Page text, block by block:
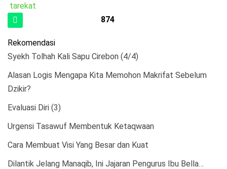
tarekat
874
Rekomendasi
Syekh Tolhah Kali Sapu Cirebon (4/4)
Alasan Logis Mengapa Kita Memohon Makrifat Sebelum
Dzikir?
Evaluasi Diri (3)
Urgensi Tasawuf Membentuk Ketaqwaan
Cara Membuat Visi Yang Besar dan Kuat
Dilantik Jelang Manaqib, Ini Jajaran Pengurus Ibu Bella…